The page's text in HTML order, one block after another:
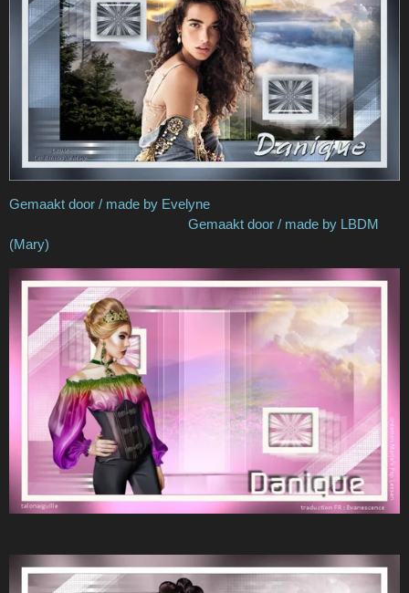
Gemaakt door / made by Evelyne
Gemaakt door / made by LBDM
(Mary)